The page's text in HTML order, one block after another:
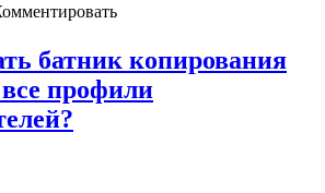
батник копирования
профили